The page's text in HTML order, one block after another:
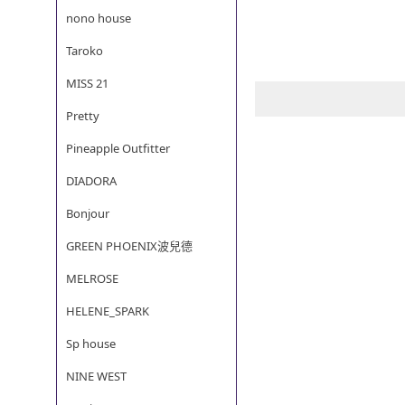
nono house
Taroko
MISS 21
Pretty
Pineapple Outfitter
DIADORA
Bonjour
GREEN PHOENIX波兒德
MELROSE
HELENE_SPARK
Sp house
NINE WEST